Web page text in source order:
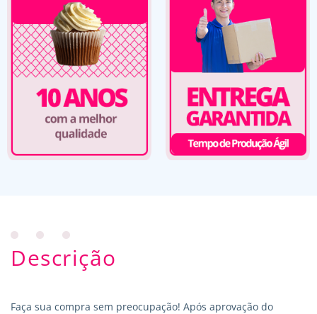
Descrição
Faça sua compra sem preocupação! Após aprovação do